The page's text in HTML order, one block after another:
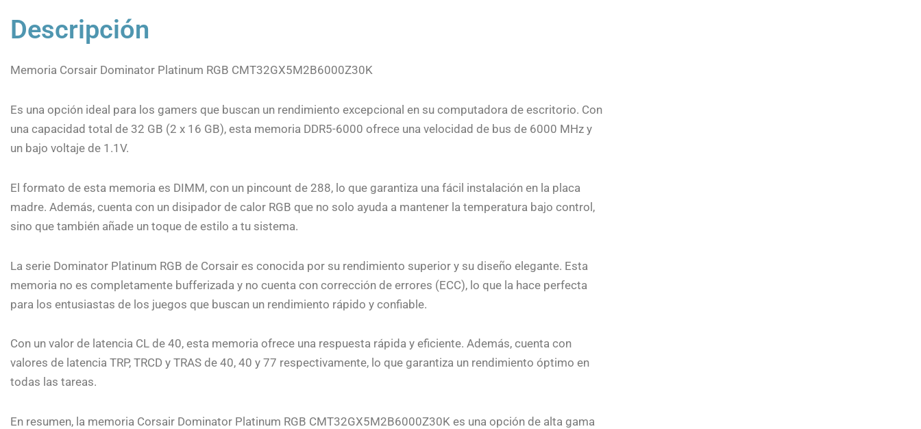
Descripción
Memoria Corsair Dominator Platinum RGB CMT32GX5M2B6000Z30K
Es una opción ideal para los gamers que buscan un rendimiento excepcional en su computadora de escritorio. Con
una capacidad total de 32 GB (2 x 16 GB), esta memoria DDR5-6000 ofrece una velocidad de bus de 6000 MHz y
un bajo voltaje de 1.1V.
El formato de esta memoria es DIMM, con un pincount de 288, lo que garantiza una fácil instalación en la placa
madre. Además, cuenta con un disipador de calor RGB que no solo ayuda a mantener la temperatura bajo control,
sino que también añade un toque de estilo a tu sistema.
La serie Dominator Platinum RGB de Corsair es conocida por su rendimiento superior y su diseño elegante. Esta
memoria no es completamente bufferizada y no cuenta con corrección de errores (ECC), lo que la hace perfecta
para los entusiastas de los juegos que buscan un rendimiento rápido y confiable.
Con un valor de latencia CL de 40, esta memoria ofrece una respuesta rápida y eficiente. Además, cuenta con
valores de latencia TRP, TRCD y TRAS de 40, 40 y 77 respectivamente, lo que garantiza un rendimiento óptimo en
todas las tareas.
En resumen, la memoria Corsair Dominator Platinum RGB CMT32GX5M2B6000Z30K es una opción de alta gama